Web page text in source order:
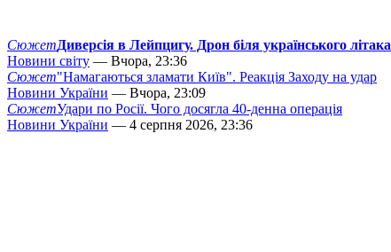
СюжетДиверсія в Лейпцигу. Дрон біля українського літака
Новини світу — Вчора, 23:36
Сюжет"Намагаються зламати Київ". Реакція Заходу на удар
Новини України — Вчора, 23:09
СюжетУдари по Росії. Чого досягла 40-денна операція
Новини України — 4 серпня 2026, 23:36